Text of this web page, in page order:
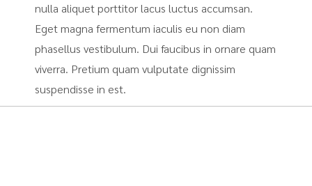
nulla aliquet porttitor lacus luctus accumsan.
Eget magna fermentum iaculis eu non diam
phasellus vestibulum. Dui faucibus in ornare quam
viverra. Pretium quam vulputate dignissim
suspendisse in est.